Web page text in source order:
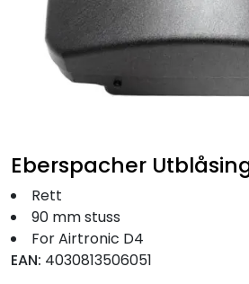
Eberspacher
Rett
90 mm stuss
For Airtronic D4
EAN: 4030813506051
Fortøyning
Fritid/Sikkerhet
Seil
Nyheter